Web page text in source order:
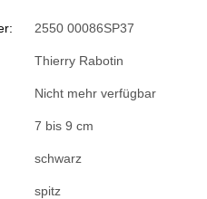
2550 00086SP37
Thierry Rabotin
Nicht mehr verfügbar
7 bis 9 cm
schwarz
spitz